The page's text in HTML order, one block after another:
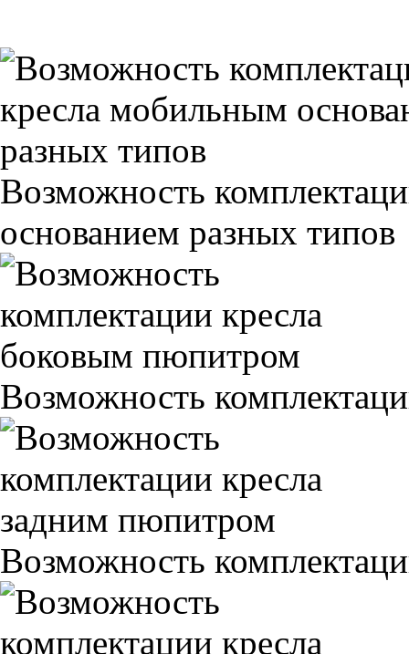
Возможность
основанием разных типов
Возможность
Возможность